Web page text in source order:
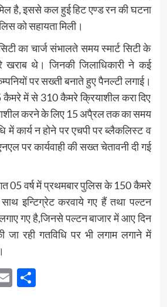
है, इससे कल हुई हिट एण्ड रन की घटना
को सहायता मिली।
का चार्ज संभालते समय स्मार्ट सिटी के
थे। जिनकी जिलाधिकारी ने कई
पर सख्ती बनाते हुए पैनल्टी लगाई।
में से 310 कैमरे क्रियाशील करा दिए
करने के लिए 15 अपै्रल तक का समय
में कार्य न होने पर एचपी पर ब्लैकलिस्ट व
पर कार्यवाही की सख्त चेतावनी दी गई
05 वर्ष में प्रथमबार पुलिस के 150 कैमरे
इन्टिग्रेट करवाये गए हैं तथा पल्टन
गए है,जिनसे पल्टन बाजार में आए दिन
जा रही गतविधि पर भी लगाम लगाने में
EmailShare